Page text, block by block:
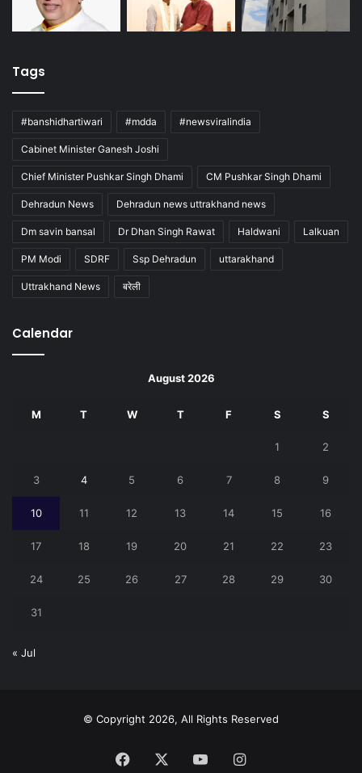
Tags
#banshidhartiwari #mdda #newsviralindia
Cabinet Minister Ganesh Joshi
Chief Minister Pushkar Singh Dhami CM Pushkar Singh Dhami
Dehradun News Dehradun news uttrakhand news
Dm savin bansal Dr Dhan Singh Rawat Haldwani Lalkuan
PM Modi SDRF Ssp Dehradun uttarakhand
Uttrakhand News बरेली
Calendar
August 2026
M T W T F S S
1 2
3 4 5 6 7 8 9
10 11 12 13 14 15 16
17 18 19 20 21 22 23
24 25 26 27 28 29 30
31
« Jul
© Copyright 2026, All Rights Reserved
Facebook YouTubeInstagram